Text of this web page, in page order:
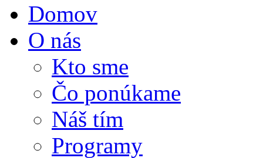
Domov
O nás
Kto sme
Čo ponúkame
Náš tím
Programy